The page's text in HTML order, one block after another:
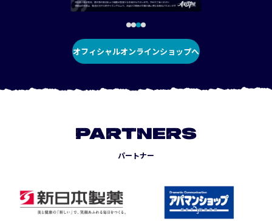
オフィシャルオンラインショップへ
PARTNERS
パートナー